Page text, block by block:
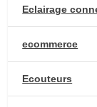
Eclairage
ecommerce
Ecouteurs